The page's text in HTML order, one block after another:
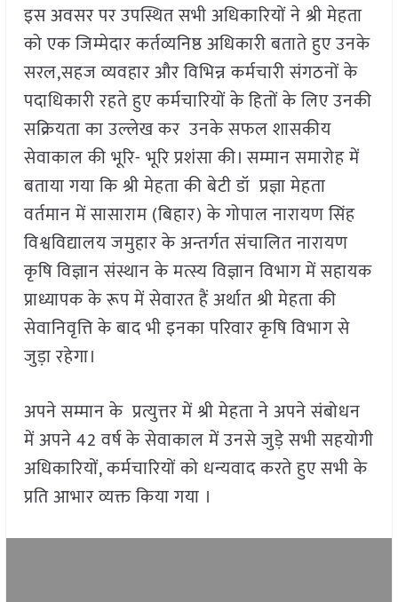
इस अवसर पर उपस्थित सभी अधिकारियों ने श्री मेहता
को एक जिम्मेदार कर्तव्यनिष्ठ अधिकारी बताते हुए उनके
सरल,सहज व्यवहार और विभिन्न कर्मचारी संगठनों के
पदाधिकारी रहते हुए कर्मचारियों के हितों के लिए उनकी
सक्रियता का उल्लेख कर उनके सफल शासकीय
सेवाकाल की भूरि- भूरि प्रशंसा की। सम्मान समारोह में
बताया गया कि श्री मेहता की बेटी डॉ प्रज्ञा मेहता
वर्तमान में सासाराम (बिहार) के गोपाल नारायण सिंह
विश्वविद्यालय जमुहार के अन्तर्गत संचालित नारायण
कृषि विज्ञान संस्थान के मत्स्य विज्ञान विभाग में सहायक
प्राध्यापक के रूप में सेवारत हैं अर्थात श्री मेहता की
सेवानिवृत्ति के बाद भी इनका परिवार कृषि विभाग से
जुड़ा रहेगा।
अपने सम्मान के प्रत्युत्तर में श्री मेहता ने अपने संबोधन
में अपने 42 वर्ष के सेवाकाल में उनसे जुड़े सभी सहयोगी
अधिकारियों, कर्मचारियों को धन्यवाद करते हुए सभी के
प्रति आभार व्यक्त किया गया ।